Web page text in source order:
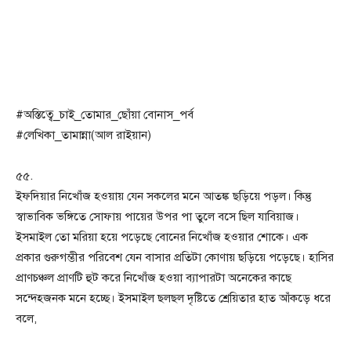
#অস্তিত্বে_চাই_তোমার_ছোঁয়া বোনাস_পর্ব
#লেখিকা_তামান্না(আল রাইয়ান)
৫৫.
ইফদিয়ার নিখোঁজ হওয়ায় যেন সকলের মনে আতঙ্ক ছড়িয়ে পড়ল। কিন্তু
স্বাভাবিক ভঙ্গিতে সোফায় পায়ের উপর পা তুলে বসে ছিল যাবিয়াজ।
ইসমাইল তো মরিয়া হয়ে পড়েছে বোনের নিখোঁজ হওয়ার শোকে। এক
প্রকার গুরুগম্ভীর পরিবেশ যেন বাসার প্রতিটা কোণায় ছড়িয়ে পড়েছে। হাসির
প্রাণচঞ্চল প্রাণটি হুট করে নিখোঁজ হওয়া ব্যাপারটা অনেকের কাছে
সন্দেহজনক মনে হচ্ছে। ইসমাইল ছলছল দৃষ্টিতে শ্রেয়িতার হাত আঁকড়ে ধরে
বলে,